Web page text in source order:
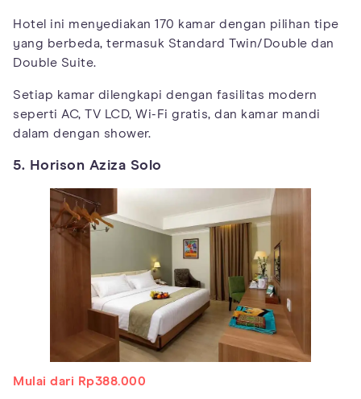
Hotel ini menyediakan 170 kamar dengan pilihan tipe
yang berbeda, termasuk Standard Twin/Double dan
Double Suite.
Setiap kamar dilengkapi dengan fasilitas modern
seperti AC, TV LCD, Wi-Fi gratis, dan kamar mandi
dalam dengan shower.
5. Horison Aziza Solo
Mulai dari Rp388.000